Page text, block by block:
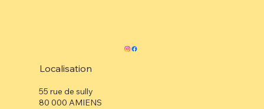
Localisation
55 rue de sully
80 000 AMIENS